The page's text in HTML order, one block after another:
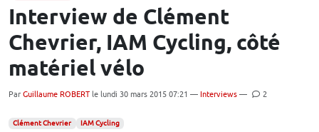
Interview de Clément
Chevrier, IAM Cycling, côté
matériel vélo
Par Guillaume ROBERT le lundi 30 mars 2015 07:21 — Interviews — 2
Clément Chevrier IAM Cycling